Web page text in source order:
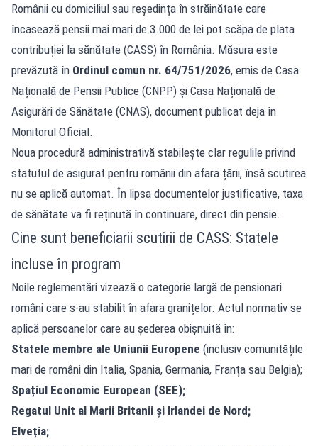
Românii cu domiciliul sau reședința în străinătate care
încasează pensii mai mari de 3.000 de lei pot scăpa de plata
contribuției la sănătate (CASS) în România. Măsura este
prevăzută în Ordinul comun nr. 64/751/2026, emis de Casa
Națională de Pensii Publice (CNPP) și Casa Națională de
Asigurări de Sănătate (CNAS), document publicat deja în
Monitorul Oficial.
Noua procedură administrativă stabilește clar regulile privind
statutul de asigurat pentru românii din afara țării, însă scutirea
nu se aplică automat. În lipsa documentelor justificative, taxa
de sănătate va fi reținută în continuare, direct din pensie.
Cine sunt beneficiarii scutirii de CASS: Statele
incluse în program
Noile reglementări vizează o categorie largă de pensionari
români care s-au stabilit în afara granițelor. Actul normativ se
aplică persoanelor care au șederea obișnuită în:
Statele membre ale Uniunii Europene (inclusiv comunitățile
mari de români din Italia, Spania, Germania, Franța sau Belgia);
Spațiul Economic European (SEE);
Regatul Unit al Marii Britanii și Irlandei de Nord;
Elveția;